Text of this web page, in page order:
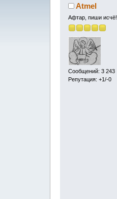
Atmel
Афтар, пиши исчё!
Сообщений: 3 243
Репутация: +1/-0